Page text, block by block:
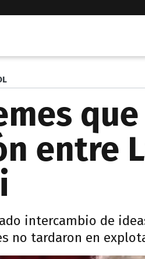
que
entre
intercambio de
no tardaron en